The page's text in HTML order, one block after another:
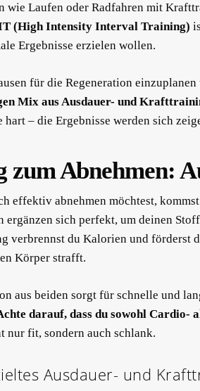
wie Laufen oder Radfahren mit
(High Intensity Interval Training)
Ergebnisse erzielen wollen.
für die Regeneration
Mix aus Ausdauer- und
hart – die Ergebnisse werden sich
zum Abnehmen:
effektiv abnehmen möchtest,
ergänzen sich perfekt, um deinen
verbrennst du Kalorien und förderst
Körper strafft.
aus beiden sorgt für schnelle und
darauf, dass du sowohl
nur fit, sondern auch schlank.
Ausdauer- und